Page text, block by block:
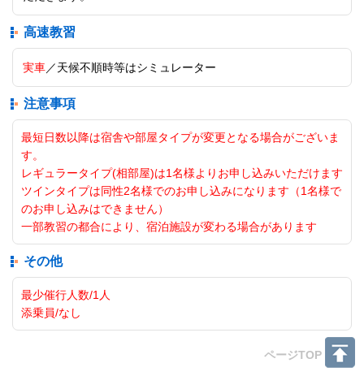
高速教習
実車／天候不順時等はシミュレーター
注意事項
最短日数以降は宿舎や部屋タイプが変更となる場合がございま
す。
レギュラータイプ(相部屋)は1名様よりお申し込みいただけます
ツインタイプは同性2名様でのお申し込みになります（1名様で
のお申し込みはできません）
一部教習の都合により、宿泊施設が変わる場合があります
その他
最少催行人数/1人
添乗員/なし
ページTOP